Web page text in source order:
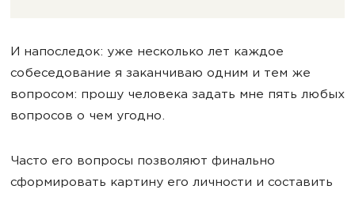
И напоследок: уже несколько лет каждое
собеседование я заканчиваю одним и тем же
вопросом: прошу человека задать мне пять любых
вопросов о чем угодно.
Часто его вопросы позволяют финально
сформировать картину его личности и составить